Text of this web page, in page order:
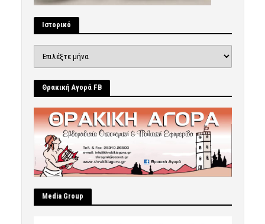
Ιστορικό
Θρακική Αγορά FB
Μedia Group